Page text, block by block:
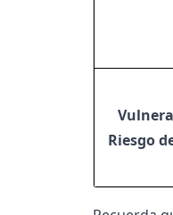
Riesgo